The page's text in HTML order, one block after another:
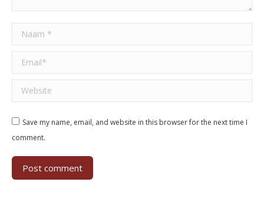
Naam *
Email *
Website
Save my name, email, and website in this browser for the next time I
comment.
Post comment